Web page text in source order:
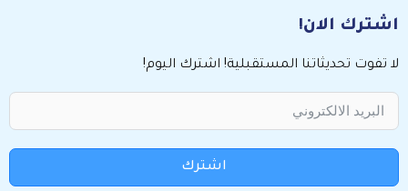
اشترك الان!
لا تفوت تحديثاتنا المستقبلية! اشترك اليوم!
اشترك